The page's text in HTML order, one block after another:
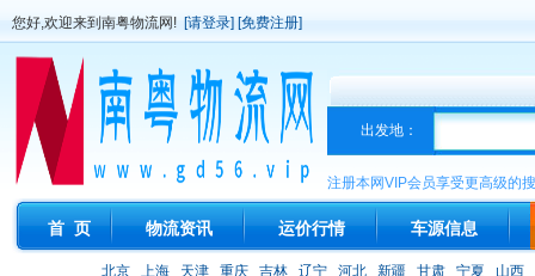
您好,欢迎来到南粤物流网! [请登录] [免费注册]
出发地：
注册本网VIP会员享受更高级的
首 页 物流资讯 运价行情 车源信息
北京 上海 天津 重庆 吉林 辽宁 河北 新疆 甘肃 宁夏
山西